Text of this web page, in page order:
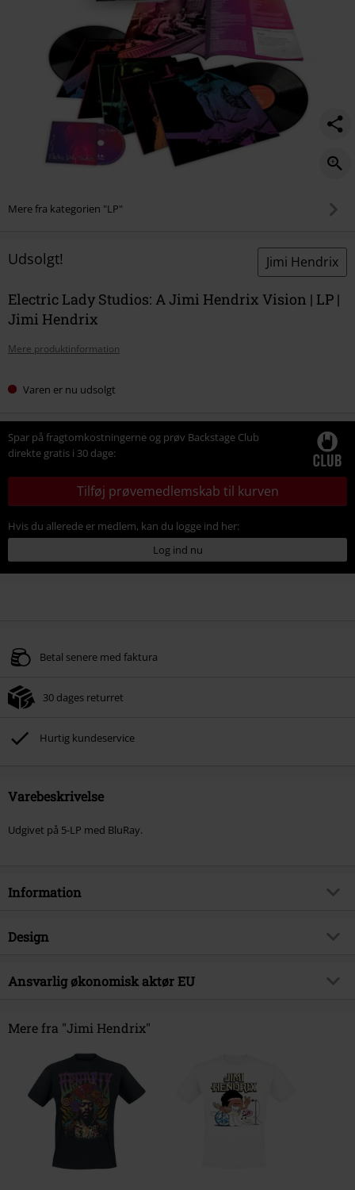
Mere fra kategorien "LP"
Udsolgt! Jimi Hendrix
Electric Lady Studios: A Jimi Hendrix Vision | LP |
Jimi Hendrix
Mere produktinformation
Varen er nu udsolgt
Spar på fragtomkostningerne og prøv Backstage Club
direkte gratis i 30 dage:
Tilføj prøvemedlemskab til kurven
Hvis du allerede er medlem, kan du logge ind her:
Log ind nu
Betal senere med faktura
30 dages returret
Hurtig kundeservice
Varebeskrivelse
Udgivet på 5-LP med BluRay.
Information
Artikelnr.
Produktemne
Udgivelsesdato
Design
Produkttype
LP
Ansvarlig økonomisk aktør EU
Balanstraße 73 // Haus 31
kontakt@sonymusic.com
Mere fra "Jimi Hendrix"